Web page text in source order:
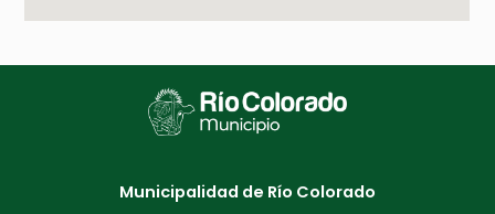
Municipalidad de Río Colorado